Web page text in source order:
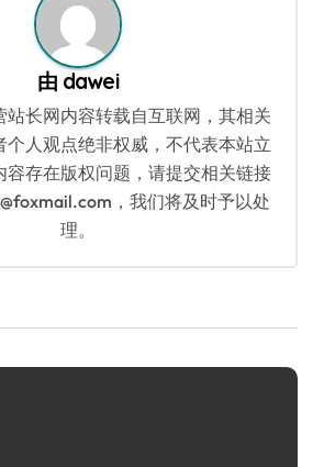
由 dawei
站长网内容转载自互联网，其相关
个人观点绝非权威，不代表本站立
容存在版权问题，请提交相关链接
，我们将及时予以处
理。